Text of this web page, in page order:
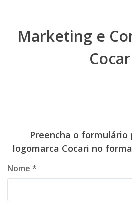
Marketing e
Preencha o formulário
logomarca Cocari no
Nome *